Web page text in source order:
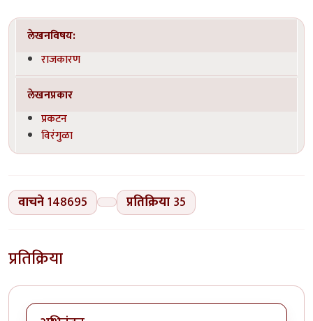
लेखनविषय:
राजकारण
लेखनप्रकार
प्रकटन
विरंगुळा
वाचने148695 प्रतिक्रिया 35
प्रतिक्रिया